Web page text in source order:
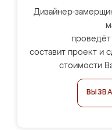
Дизайнер-
составит проект и
стоимости